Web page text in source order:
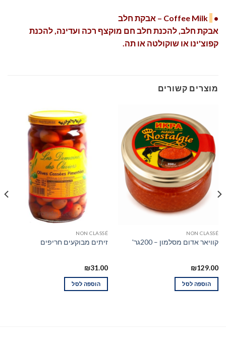
•
אבקת חלב, להכנת חלב חם מוקצף רכה ועדינה, להכנת
קפוצ'ינו או שוקולטה או תה.
מוצרים קשורים
NON CLASSÉ
קוויאר אדום מסלמון – 200גר'
₪129.00
הוספה לסל
NON CLASSÉ
זיתים מבוקעים חריפים
₪31.00
הוספה לסל